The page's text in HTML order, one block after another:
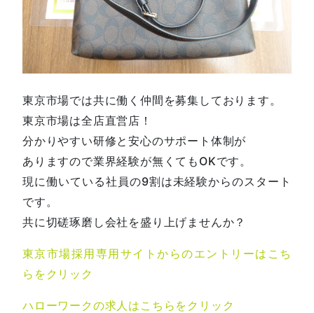
東京市場では共に働く仲間を募集しております。
東京市場は全店直営店！
分かりやすい研修と安心のサポート体制が
ありますので業界経験が無くてもOKです。
現に働いている社員の9割は未経験からのスタート
です。
共に切磋琢磨し会社を盛り上げませんか？
東京市場採用専用サイトからのエントリーはこち
らをクリック
ハローワークの求人はこちらをクリック